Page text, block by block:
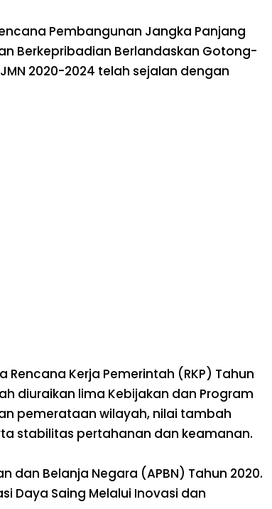
Pembangunan Jangka Panjang
Berkepribadian Berlandaskan Gotong-
2020-2024 telah sejalan dengan
Kerja Pemerintah (RKP) Tahun
diuraikan lima Kebijakan dan Program
pemerataan wilayah, nilai tambah
stabilitas pertahanan dan keamanan.
Belanja Negara (APBN) Tahun 2020.
Daya Saing Melalui Inovasi dan